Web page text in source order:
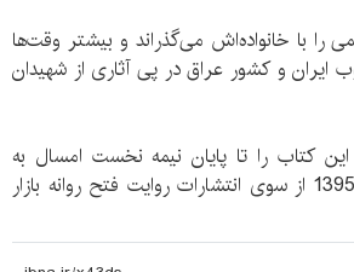
را با خانواده‌اش می‌گذراند و بیشتر وقت‌ها
ایران و کشور عراق در پی آثاری از شهیدان
کتاب را تا پایان نیمه نخست امسال به
پایان ببرم تا آخر سال 1395 از سوی انتشارات روایت فتح روانه بازار